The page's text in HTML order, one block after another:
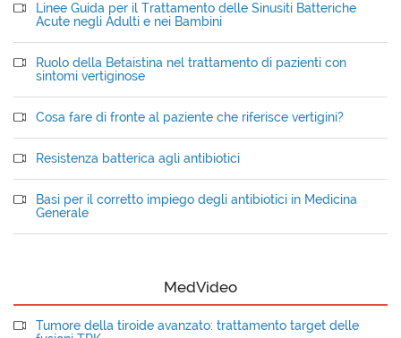
Linee Guida per il Trattamento delle Sinusiti Batteriche
Acute negli Adulti e nei Bambini
Ruolo della Betaistina nel trattamento di pazienti con
sintomi vertiginose
Cosa fare di fronte al paziente che riferisce vertigini?
Resistenza batterica agli antibiotici
Basi per il corretto impiego degli antibiotici in Medicina
Generale
MedVideo
Tumore della tiroide avanzato: trattamento target delle